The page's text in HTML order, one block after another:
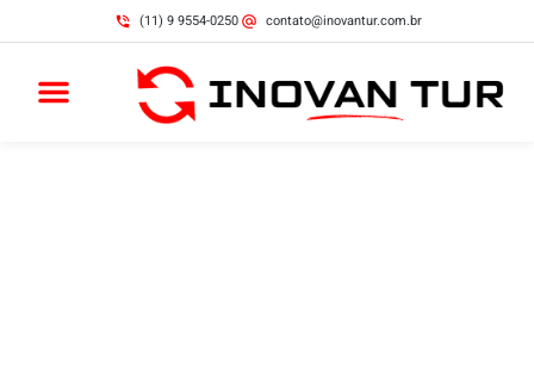
(11) 9 9554-0250 contato@inovantur.com.br